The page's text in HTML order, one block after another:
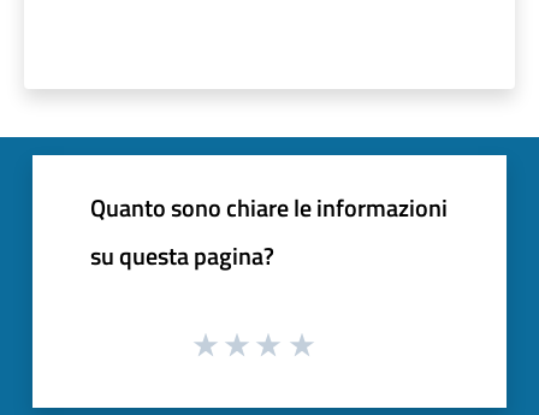
Quanto sono chiare le informazioni
su questa pagina?